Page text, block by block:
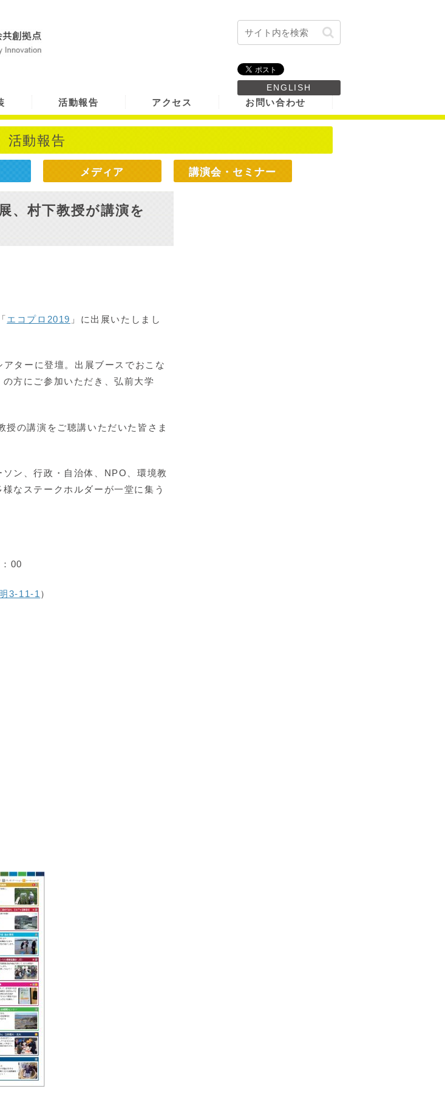
ENGLISH
活動報告 アクセス お問い合わせ
活動報告
メディア 講演会・セミナー
、村下教授が講演を
エコプロ2019 」に出展いたしまし
ターに登壇。出展ブースでおこな
方にご参加いただき、弘前大学
の講演をご聴講いただいた皆さま
ン、行政・自治体、NPO、環境教
なステークホルダーが一堂に集う
00
3-11-1 ）